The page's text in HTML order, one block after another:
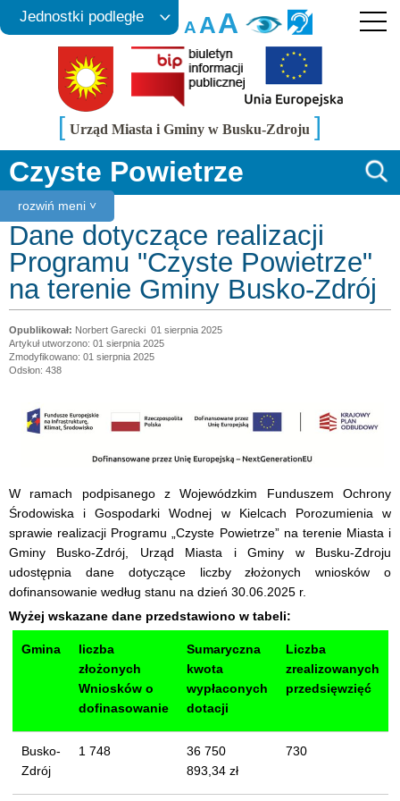
AAA
Jednostki podległe
[ Urząd Miasta i Gminy w Busku-Zdroju ]
rozwiń meni ˅
Czyste Powietrze
Dane dotyczące realizacji
Programu "Czyste Powietrze"
na terenie Gminy Busko-Zdrój
Norbert Garecki 01 sierpnia 2025
Artykuł utworzono: 01 sierpnia 2025
Zmodyfikowano: 01 sierpnia 2025
Odsłon: 438
W ramach podpisanego z Wojewódzkim Funduszem Ochrony
Środowiska i Gospodarki Wodnej w Kielcach Porozumienia w
sprawie realizacji Programu „Czyste Powietrze” na terenie Miasta i
Gminy Busko-Zdrój, Urząd Miasta i Gminy w Busku-Zdroju
udostępnia dane dotyczące liczby złożonych wniosków o
dofinansowanie według stanu na dzień 30.06.2025 r.
Wyżej wskazane dane przedstawiono w tabeli:
Gmina
liczba
złożonych
Wniosków o
dofinasowanie
Sumaryczna
kwota
wypłaconych
dotacji
Liczba
zrealizowanych
przedsięwzięć
Busko-
Zdrój
1 748
36 750
893,34 zł
730